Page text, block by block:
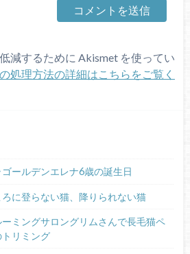
減するために Akismet を使ってい
処理方法の詳細はこちらをご覧く
ールデンエレナ6歳の誕生日
に登らない猫、降りられない猫
ーミングサロングリムさんで長毛猫ペ
トリミング